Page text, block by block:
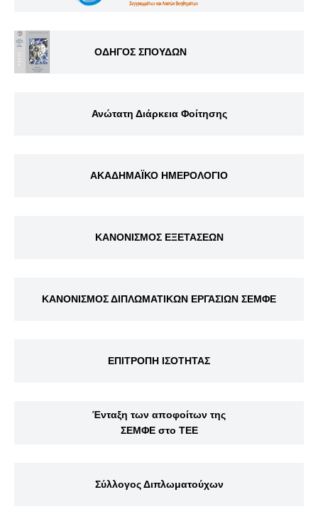
ΟΔΗΓΟΣ ΣΠΟΥΔΩΝ
Ανώτατη Διάρκεια Φοίτησης
ΑΚΑΔΗΜΑΪΚΟ ΗΜΕΡΟΛΟΓΙΟ
ΚΑΝΟΝΙΣΜΟΣ ΕΞΕΤΑΣΕΩΝ
ΚΑΝΟΝΙΣΜΟΣ ΔΙΠΛΩΜΑΤΙΚΩΝ ΕΡΓΑΣΙΩΝ ΣΕΜΦΕ
ΕΠΙΤΡΟΠΗ ΙΣΟΤΗΤΑΣ
Ένταξη των αποφοίτων της
ΣΕΜΦΕ στο ΤΕΕ
Σύλλογος Διπλωματούχων